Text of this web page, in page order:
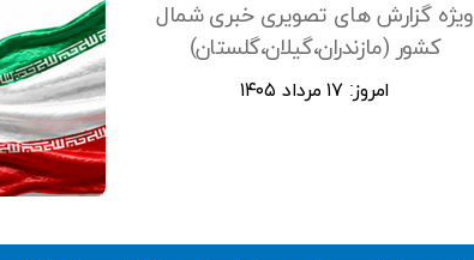
ویژه گزارش های تصویری خبری شمال
کشور (مازندران،گیلان،گلستان)
امروز: ۱۷ مرداد ۱۴۰۵